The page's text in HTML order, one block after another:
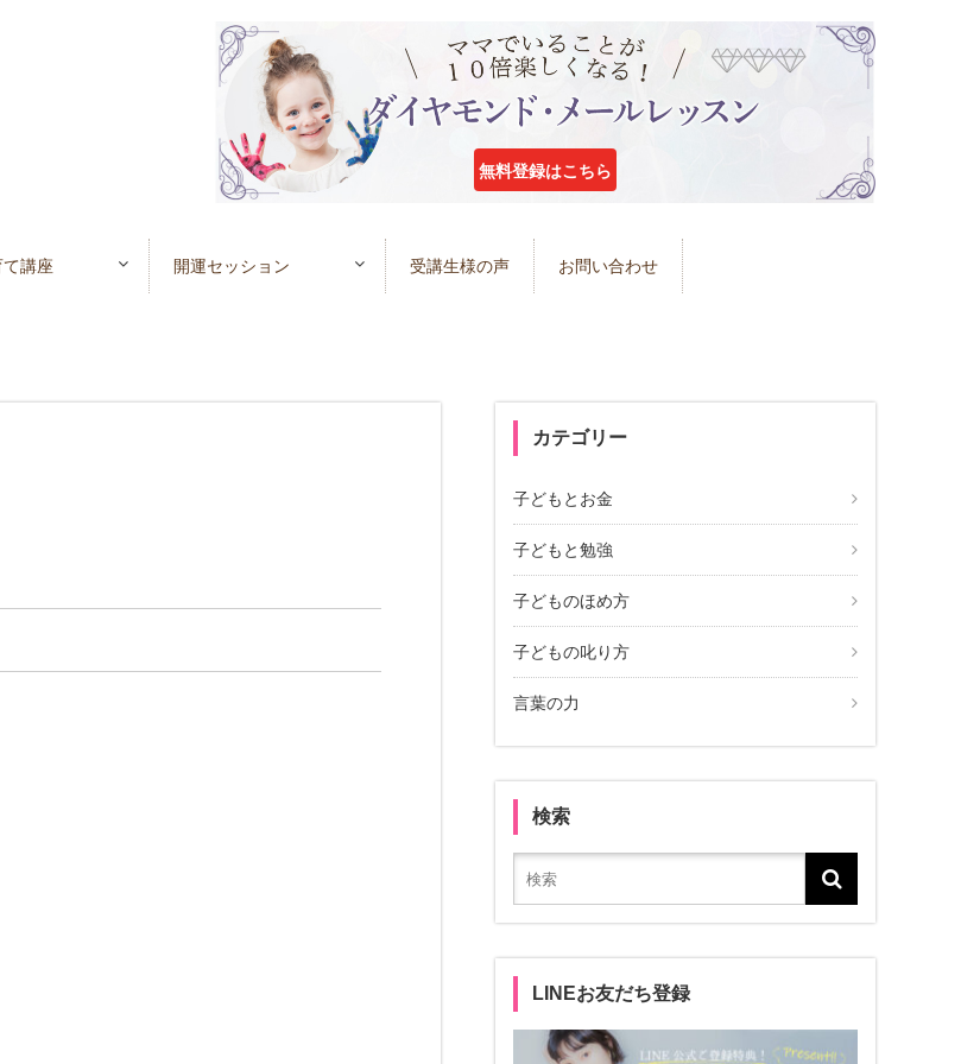
無料登録はこちら
講座 開運セッション 受講生様の声 お問い合わせ
カテゴリー
子どもとお金
子どもと勉強
子どものほめ方
子どもの叱り方
言葉の力
検索
LINEお友だち登録